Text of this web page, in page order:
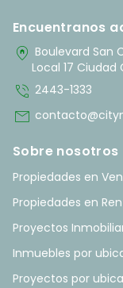
Encuentranos
home_pin Boulevard San
Local 17
phone_in_talk 2443-1333
mail
Sobre nosotros
Propiedades en
Propiedades en
Proyectos
Inmuebles por
Proyectos por